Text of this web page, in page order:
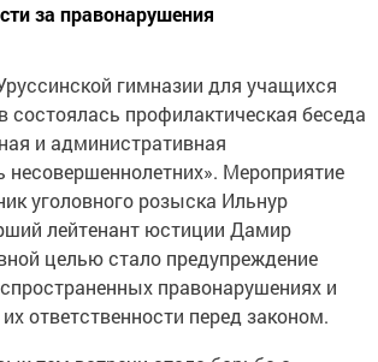
за правонарушения
гимназии для учащихся
состоялась профилактическая беседа
и административная
несовершеннолетних». Мероприятие
уголовного розыска Ильнур
лейтенант юстиции Дамир
целью стало предупреждение
правонарушениях и
ответственности перед законом.